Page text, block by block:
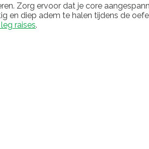
Zorg ervoor dat je core
en diep adem te halen tijdens de
raises.